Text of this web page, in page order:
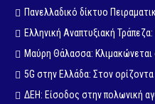
Πανελλαδικό δίκτυο
Ελληνική Αναπτυξιακή
Μαύρη Θάλασσα: Κλιμακώνεται
5G στην Ελλάδα: Στον ορίζοντα
ΔΕΗ: Είσοδος στην πολωνική